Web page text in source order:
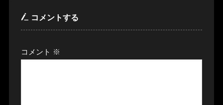
コメントする
コメント ※